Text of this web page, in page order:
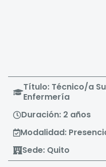
Título: Técnico/a
Enfermería
Duración: 2 años
Modalidad:
Sede: Quito